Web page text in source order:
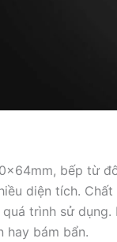
bếp từ
diện tích.
trình sử
hay bám bẩn.